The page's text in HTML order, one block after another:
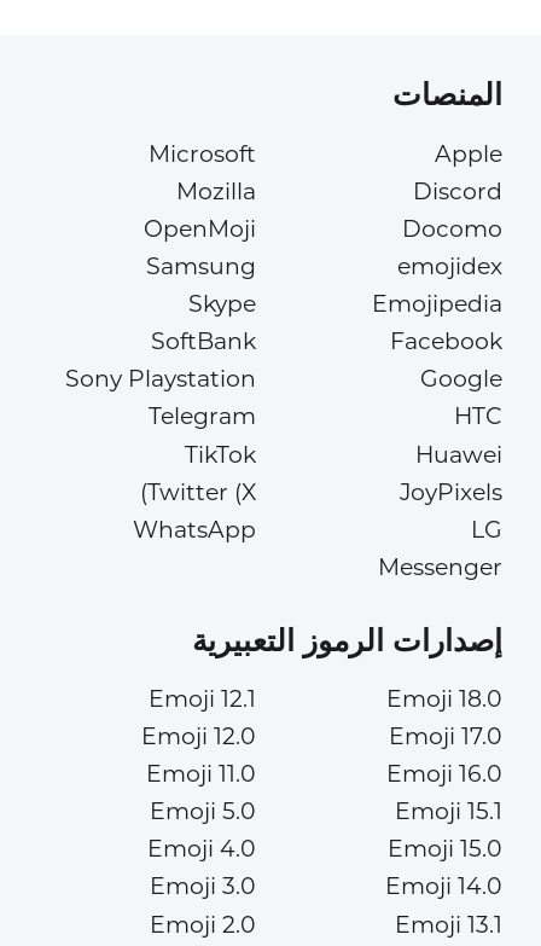
المنصات
Apple
Discord
Docomo
emojidex
Emojipedia
Facebook
Google
HTC
Huawei
JoyPixels
LG
Messenger
Microsoft
Mozilla
OpenMoji
Samsung
Skype
SoftBank
Sony Playstation
Telegram
TikTok
Twitter (X)
WhatsApp
إصدارات الرموز التعبيرية
Emoji 18.0
Emoji 17.0
Emoji 16.0
Emoji 15.1
Emoji 15.0
Emoji 14.0
Emoji 13.1
Emoji 12.1
Emoji 12.0
Emoji 11.0
Emoji 5.0
Emoji 4.0
Emoji 3.0
Emoji 2.0